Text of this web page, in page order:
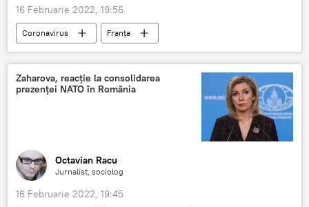
16 Februarie 2022, 19:56
Coronavirus Franța
Zaharova, reacție la consolidarea
prezenței NATO în România
Octavian Racu
Jurnalist, sociolog
16 Februarie 2022, 19:45